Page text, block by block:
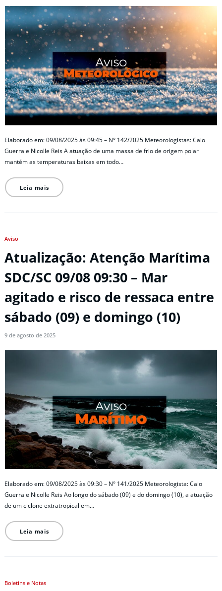
Elaborado em: 09/08/2025 às 09:45 – N° 142/2025 Meteorologistas: Caio
Guerra e Nicolle Reis A atuação de uma massa de frio de origem polar
mantém as temperaturas baixas em todo…
Leia mais
Aviso
Atualização: Atenção Marítima
SDC/SC 09/08 09:30 – Mar
agitado e risco de ressaca entre
sábado (09) e domingo (10)
9 de agosto de 2025
Elaborado em: 09/08/2025 às 09:30 – N° 141/2025 Meteorologista: Caio
Guerra e Nicolle Reis Ao longo do sábado (09) e do domingo (10), a atuação
de um ciclone extratropical em…
Leia mais
Boletins e Notas